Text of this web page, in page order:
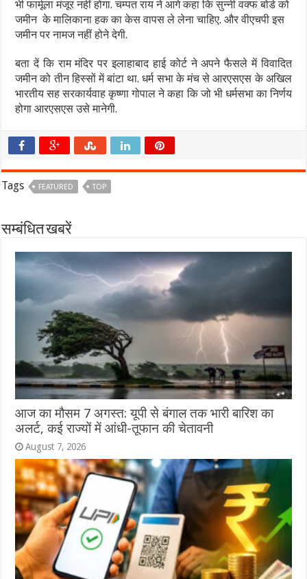
भी फार्मूला मंजूर नहीं होगा. चम्पत राय ने आगे कहा कि सुन्नी वक्फ बोर्ड को
जमीन के मालिकाना हक का केस वापस ले लेना चाहिए. और वीएचपी इस
जमीन पर नामज नहीं होने देगी.
बता दें कि राम मंदिर पर इलाहाबाद हाई कोर्ट ने अपने फैसले में विवादित
जमीन को तीन हिस्सों में बांटा था. धर्म सभा के मंच से आरएसएस के अखिल
भारतीय सह सरकार्यवाह कृष्णा गोपाल ने कहा कि जो भी धर्मसभा का निर्णय
होगा आरएसएस उसे मानेगी.
Tags FEATURED TOP
सम्बंधित खबरें
आज का मौसम 7 अगस्त: यूपी से बंगाल तक भारी बारिश का
अलर्ट, कई राज्यों में आंधी-तूफान की चेतावनी
August 7, 2026